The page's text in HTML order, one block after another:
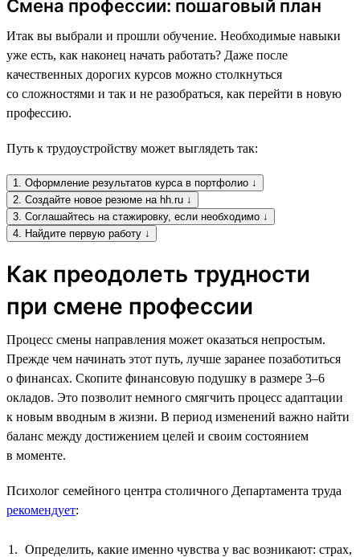
Смена профессии: пошаговый план
Итак вы выбрали и прошли обучение. Необходимые навыки
уже есть, как наконец начать работать? Даже после
качественных дорогих курсов можно столкнуться
со сложностями и так и не разобраться, как перейти в новую
профессию.
Путь к трудоустройству может выглядеть так:
1. Оформление результатов курса в портфолио ↓
2. Создайте новое резюме на hh.ru ↓
3. Соглашайтесь на стажировку, если необходимо ↓
4. Найдите первую работу ↓
Как преодолеть трудности
при смене профессии
Процесс смены направления может оказаться непростым.
Прежде чем начинать этот путь, лучше заранее позаботиться
о финансах. Скопите финансовую подушку в размере 3–6
окладов. Это позволит немного смягчить процесс адаптации
к новым вводным в жизни. В период изменений важно найти
баланс между достижением целей и своим состоянием
в моменте.
Психолог семейного центра столичного Департамента труда
рекомендует:
Определить, какие именно чувства у вас возникают: страх,